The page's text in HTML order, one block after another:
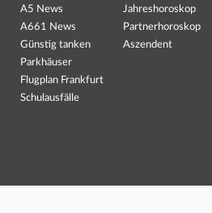
A5 News
A661 News
Günstig tanken
Parkhäuser
Flugplan Frankfurt
Schulausfälle
Jahreshoroskop
Partnerhoroskop
Aszendent